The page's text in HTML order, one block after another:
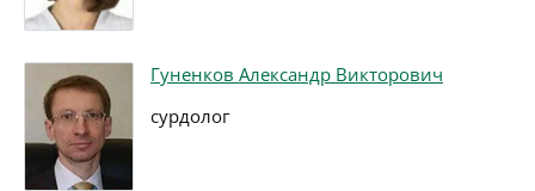
Гуненков Александр Викторович
сурдолог